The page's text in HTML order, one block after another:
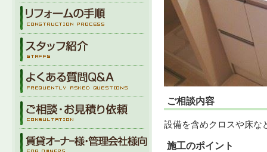
ご相談内容
設備を含めクロスや床な
施工のポイント